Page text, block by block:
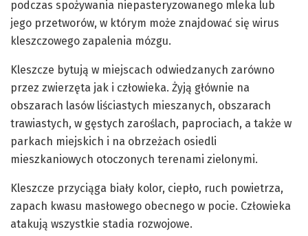
podczas spożywania niepasteryzowanego mleka lub
jego przetworów, w którym może znajdować się wirus
kleszczowego zapalenia mózgu.
Kleszcze bytują w miejscach odwiedzanych zarówno
przez zwierzęta jak i człowieka. Żyją głównie na
obszarach lasów liściastych mieszanych, obszarach
trawiastych, w gęstych zaroślach, paprociach, a także w
parkach miejskich i na obrzeżach osiedli
mieszkaniowych otoczonych terenami zielonymi.
Kleszcze przyciąga biały kolor, ciepło, ruch powietrza,
zapach kwasu masłowego obecnego w pocie. Człowieka
atakują wszystkie stadia rozwojowe.